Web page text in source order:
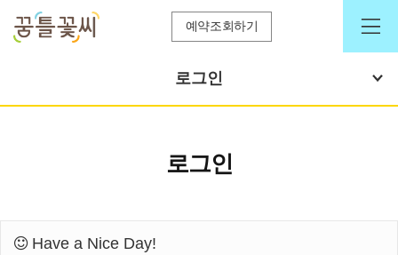
예약조회하기
로그인
로그인
Have a Nice Day!